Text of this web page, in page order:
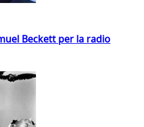
Beckett per la radio